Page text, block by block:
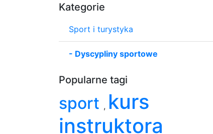
Kategorie
Sport i turystyka
- Dyscypliny sportowe
Popularne tagi
sport , kurs
instruktora